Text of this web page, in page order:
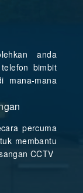
anda
bimbit
mana-mana
percuma
membantu
CCTV